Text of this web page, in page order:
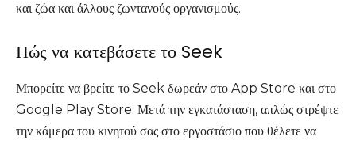
και ζώα και άλλους ζωντανούς οργανισμούς.
Πώς να κατεβάσετε το Seek
Μπορείτε να βρείτε το Seek δωρεάν στο App Store και στο
Google Play Store. Μετά την εγκατάσταση, απλώς στρέψτε
την κάμερα του κινητού σας στο εργοστάσιο που θέλετε να